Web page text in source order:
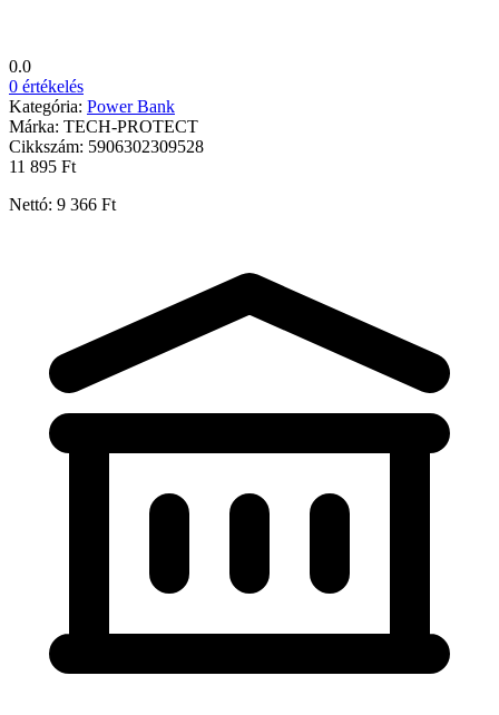
0.0
0 értékelés
Kategória: Power Bank
Márka: TECH-PROTECT
Cikkszám: 5906302309528
11 895 Ft
Nettó: 9 366 Ft